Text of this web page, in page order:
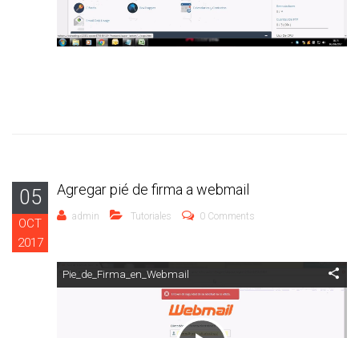
05
OCT
2017
Agregar pié de firma a webmail
admin Tutoriales 0 Comments
Pie_de_Firma_en_Webmail